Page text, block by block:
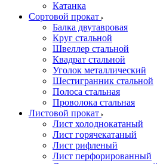
Катанка
Сортовой прокат
Балка двутавровая
Круг стальной
Швеллер стальной
Квадрат стальной
Уголок металлический
Шестигранник стальной
Полоса стальная
Проволока стальная
Листовой прокат
Лист холоднокатаный
Лист горячекатаный
Лист рифленый
Лист перфорированный